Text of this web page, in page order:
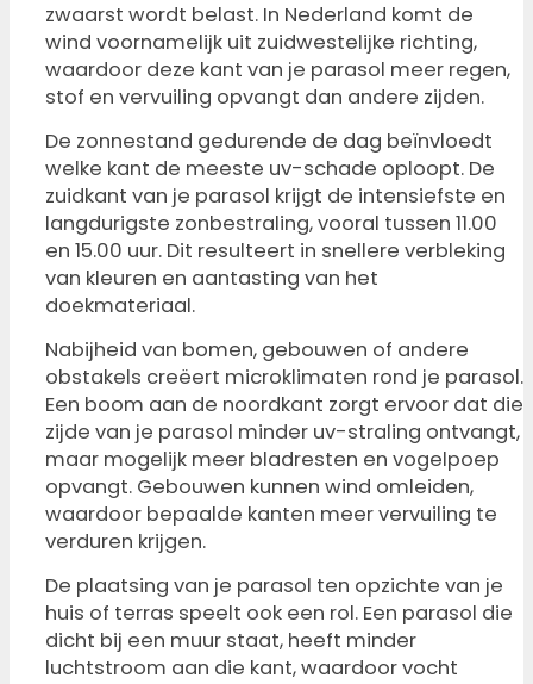
zwaarst wordt belast. In Nederland komt de
wind voornamelijk uit zuidwestelijke richting,
waardoor deze kant van je parasol meer regen,
stof en vervuiling opvangt dan andere zijden.
De zonnestand gedurende de dag beïnvloedt
welke kant de meeste uv-schade oploopt. De
zuidkant van je parasol krijgt de intensiefste en
langdurigste zonbestraling, vooral tussen 11.00
en 15.00 uur. Dit resulteert in snellere verbleking
van kleuren en aantasting van het
doekmateriaal.
Nabijheid van bomen, gebouwen of andere
obstakels creëert microklimaten rond je parasol.
Een boom aan de noordkant zorgt ervoor dat die
zijde van je parasol minder uv-straling ontvangt,
maar mogelijk meer bladresten en vogelpoep
opvangt. Gebouwen kunnen wind omleiden,
waardoor bepaalde kanten meer vervuiling te
verduren krijgen.
De plaatsing van je parasol ten opzichte van je
huis of terras speelt ook een rol. Een parasol die
dicht bij een muur staat, heeft minder
luchtstroom aan die kant, waardoor vocht